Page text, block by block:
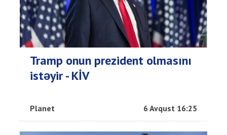
Tramp onun prezident olmasını
istəyir - KİV
Planet 6 Avqust 16:25